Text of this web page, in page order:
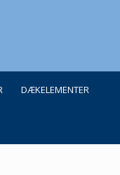
DÆKELEMENTER